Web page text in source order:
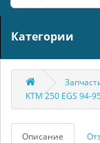
Категории
KTM 250 EGS 94-
Описание